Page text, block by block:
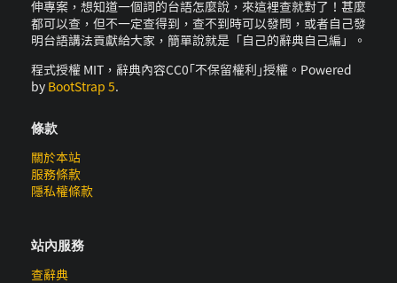
伸專案，想知道一個詞的台語怎麼說，來這裡查就對了！甚麼
都可以查，但不一定查得到，查不到時可以發問，或者自己發
明台語講法貢獻給大家，簡單說就是「自己的辭典自己編」。
程式授權 MIT，辭典內容CC0｢不保留權利｣授權。Powered
by BootStrap 5.
條款
關於本站
服務條款
隱私權條款
站內服務
查辭典